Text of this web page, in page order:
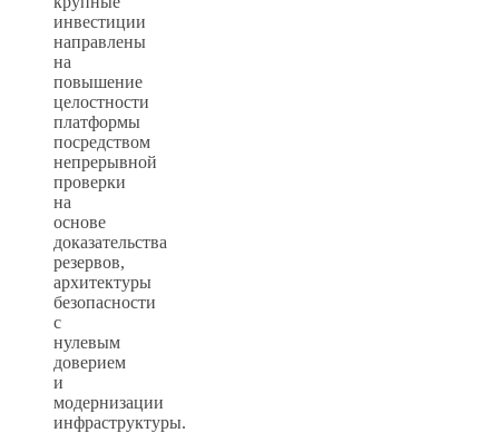
инвестиции
направлены
на
повышение
целостности
платформы
посредством
непрерывной
проверки
на
основе
доказательства
резервов,
архитектуры
безопасности
с
нулевым
доверием
и
модернизации
инфраструктуры.